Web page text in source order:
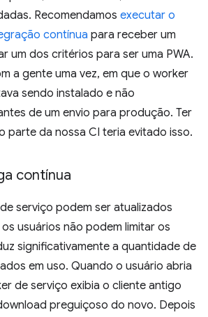
Recomendamos executar o
contínua para receber um
um dos critérios para ser uma PWA.
a gente uma vez, em que o worker
sendo instalado e não
de um envio para produção. Ter
parte da nossa CI teria evitado isso.
contínua
serviço podem ser atualizados
usuários não podem limitar os
significativamente a quantidade de
em uso. Quando o usuário abria
de serviço exibia o cliente antigo
preguiçoso do novo. Depois